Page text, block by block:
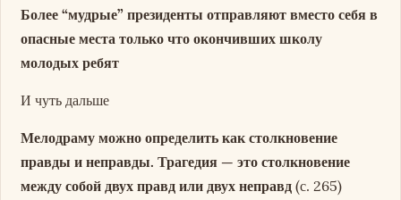
Более “мудрые” президенты отправляют вместо себя в
опасные места только что окончивших школу
молодых ребят
И чуть дальше
Мелодраму можно определить как столкновение
правды и неправды. Трагедия — это столкновение
между собой двух правд или двух неправд (с. 265)